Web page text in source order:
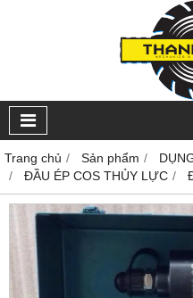
Trang chủ Sản phẩm
ĐẦU ÉP COS THỦY LỰC